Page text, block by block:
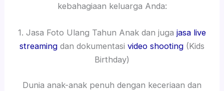
kebahagiaan keluarga Anda:
1. Jasa Foto Ulang Tahun Anak dan juga jasa live
streaming dan dokumentasi video shooting (Kids
Birthday)
Dunia anak-anak penuh dengan keceriaan dan